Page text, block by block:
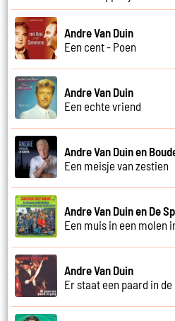
Andre Van Duin
Een cent - Poen
Andre Van Duin
Een echte vriend
Andre Van Duin en
Een meisje van zestien
Andre Van Duin en De
Een muis in een molen
Andre Van Duin
Er staat een paard in de